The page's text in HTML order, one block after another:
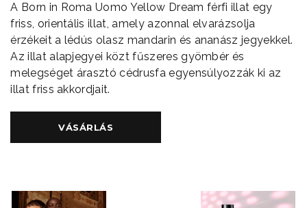
A Born in Roma Uomo Yellow Dream férfi illat egy
friss, orientális illat, amely azonnal elvarázsolja
érzékeit a lédús olasz mandarin és ananász jegyekkel.
Az illat alapjegyei közt fűszeres gyömbér és
melegséget árasztó cédrusfa egyensúlyozzák ki az
illat friss akkordjait.
VÁSÁRLÁS